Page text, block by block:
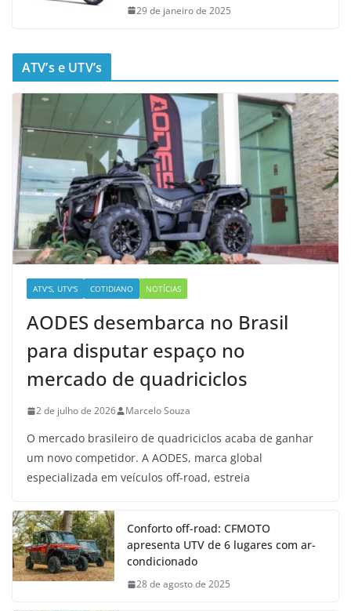
29 de janeiro de 2025
ATV’s e UTV’s
ATV'S, UTV'S COTIDIANO NOTÍCIAS
AODES desembarca no Brasil
para disputar espaço no
mercado de quadriciclos
2 de julho de 2026 Marcelo Souza
O mercado brasileiro de quadriciclos acaba de ganhar
um novo competidor. A AODES, marca global
especializada em veículos off-road, estreia
Conforto off-road: CFMOTO
apresenta UTV de 6 lugares com ar-
condicionado
28 de agosto de 2025